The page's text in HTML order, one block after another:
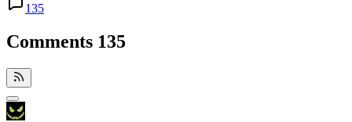
135
Comments 135